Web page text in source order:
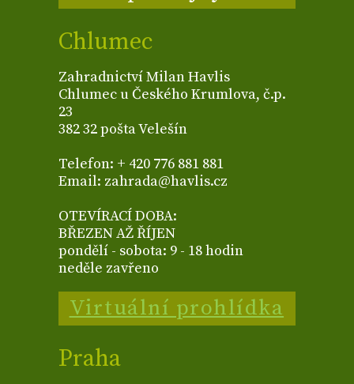
Chlumec
Zahradnictví Milan Havlis
Chlumec u Českého Krumlova, č.p.
23
382 32 pošta Velešín
Telefon: + 420 776 881 881
Email: zahrada@havlis.cz
OTEVÍRACÍ DOBA:
BŘEZEN AŽ ŘÍJEN
pondělí - sobota: 9 - 18 hodin
neděle zavřeno
Virtuální prohlídka
Praha